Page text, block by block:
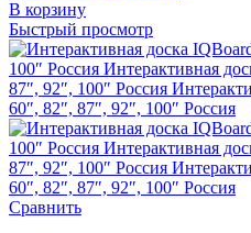
В корзину
Быстрый просмотр
Сравнить